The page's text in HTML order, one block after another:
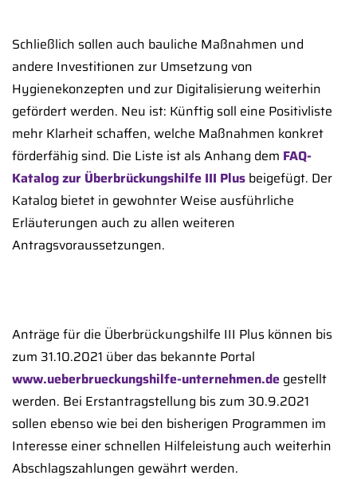
Schließlich sollen auch bauliche Maßnahmen und
andere Investitionen zur Umsetzung von
Hygienekonzepten und zur Digitalisierung weiterhin
gefördert werden. Neu ist: Künftig soll eine Positivliste
mehr Klarheit schaffen, welche Maßnahmen konkret
förderfähig sind. Die Liste ist als Anhang dem FAQ-
Katalog zur Überbrückungshilfe III Plus beigefügt. Der
Katalog bietet in gewohnter Weise ausführliche
Erläuterungen auch zu allen weiteren
Antragsvoraussetzungen.
Anträge für die Überbrückungshilfe III Plus können bis
zum 31.10.2021 über das bekannte Portal
www.ueberbrueckungshilfe-unternehmen.de gestellt
werden. Bei Erstantragstellung bis zum 30.9.2021
sollen ebenso wie bei den bisherigen Programmen im
Interesse einer schnellen Hilfeleistung auch weiterhin
Abschlagszahlungen gewährt werden.